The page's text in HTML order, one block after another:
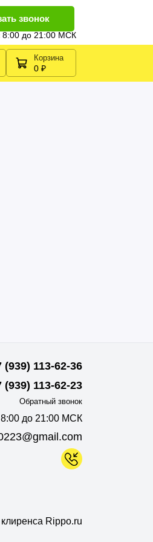
звонок
8:00 до 21:00 МСК
Корзина
0 ₽
(939) 113-62-36
(939) 113-62-23
Обратный звонок
до 21:00 МСК
Rippo.ru